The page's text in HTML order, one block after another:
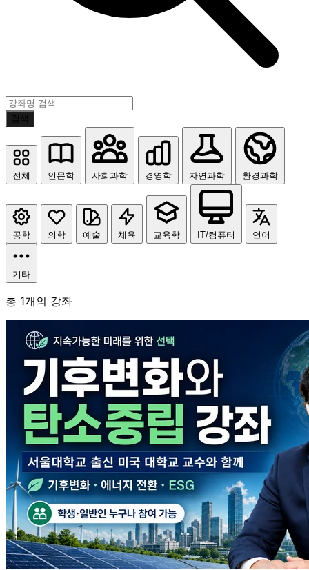
검색
전체 인문학 사회과학 경영학 자연과학 환경과학
공학 의학 예술 체육 교육학 IT/컴퓨터 언어
기타
총 1개의 강좌